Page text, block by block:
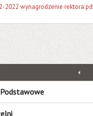
2022 wynagrodzenie